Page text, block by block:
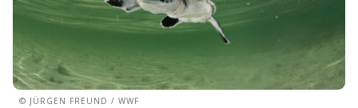
© JÜRGEN FREUND / WWF